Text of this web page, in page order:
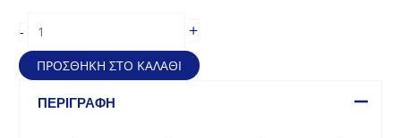
-
κρέπας
(930*600*365mm
-
40cm)
+
ΠΡΟΣΘΉΚΗ ΣΤΟ ΚΑΛΆΘΙ
ΠΕΡΙΓΡΑΦΉ